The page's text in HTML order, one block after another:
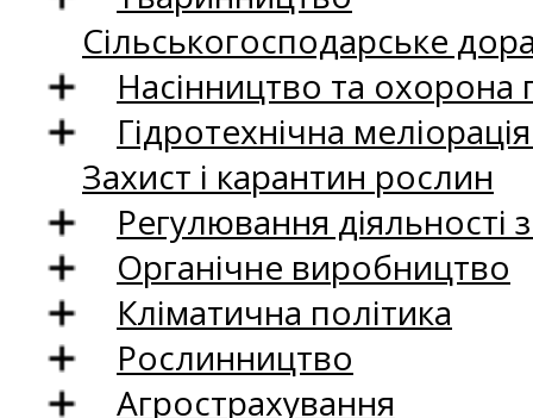
Сільськогосподарське
Насінництво та
Гідротехнічна
Захист і карантин рослин
Регулювання
Органічне виробництво
Кліматична політика
Рослинництво
Агрострахування